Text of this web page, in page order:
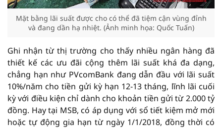
Mặt bằng lãi suất được cho có thể đã tiệm cận vùng đỉnh
và đang dần hạ nhiệt. (Ảnh minh họa: Quốc Tuấn)
Ghi nhận từ thị trường cho thấy nhiều ngân hàng đã
thiết kế các ưu đãi cộng thêm lãi suất khá đa dạng,
chẳng hạn như PVcomBank đang dẫn đầu với lãi suất
10%/năm cho tiền gửi kỳ hạn 12-13 tháng, lĩnh lãi cuối
kỳ với điều kiện chỉ dành cho khoản tiền gửi từ 2.000 tỷ
đồng. Hay tại MSB, có áp dụng với sổ tiết kiệm mở mới
hoặc tự động gia hạn từ ngày 1/1/2018, đồng thời có